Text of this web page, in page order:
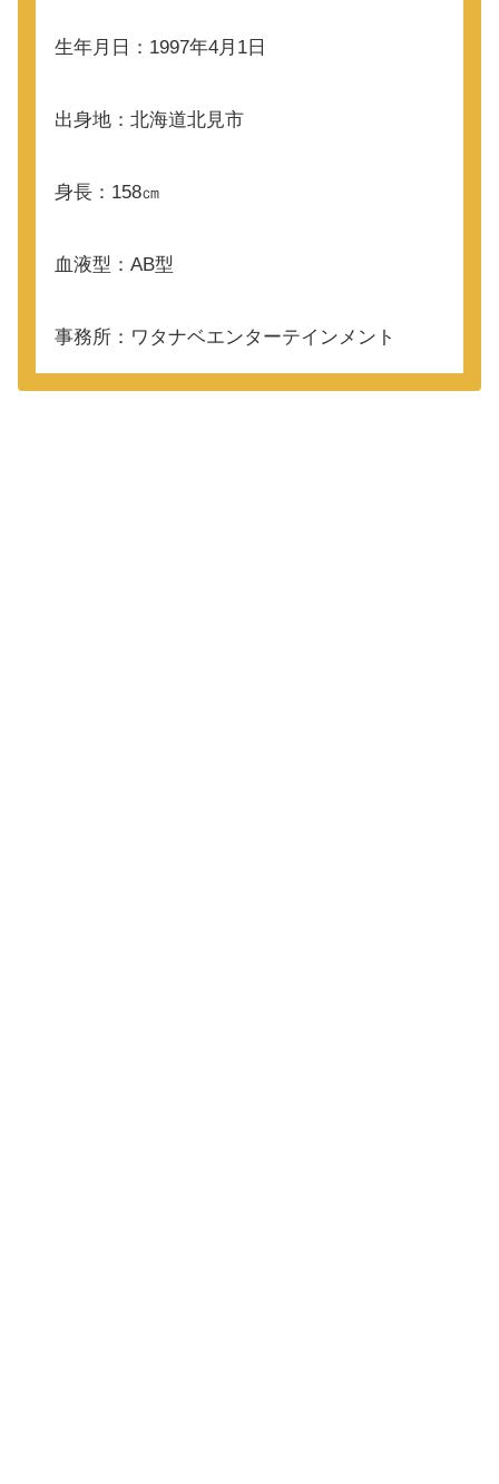
生年月日：1997年4月1日
出身地：北海道北見市
身長：158㎝
血液型：AB型
事務所：ワタナベエンターテインメント